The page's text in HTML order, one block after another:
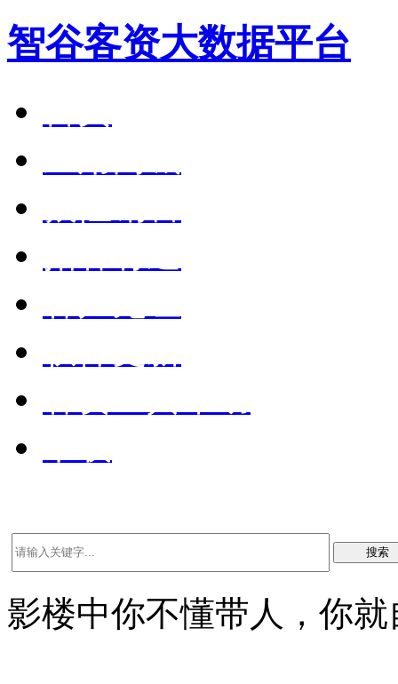
智谷客资大数据平台
搜索
影楼中你不懂带人，你